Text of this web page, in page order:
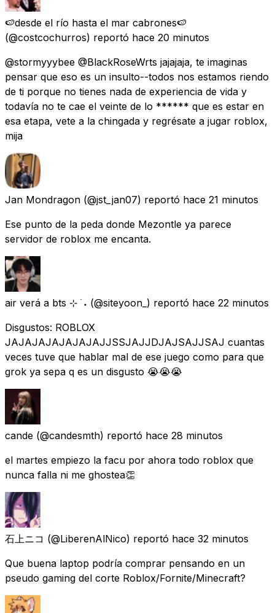
🍉desde el río hasta el mar cabrones🍉
(@costcochurros) reportó hace 20 minutos
@stormyyybee @BlackRoseWrts jajajaja, te imaginas
pensar que eso es un insulto--todos nos estamos riendo
de ti porque no tienes nada de experiencia de vida y
todavía no te cae el veinte de lo ****** que es estar en
esa etapa, vete a la chingada y regrésate a jugar roblox,
mija
Jan Mondragon (@jst_jan07) reportó hace 21 minutos
Ese punto de la peda donde Mezontle ya parece
servidor de roblox me encanta.
air verá a bts ⊹ ࣪ ˖ (@siteyoon_) reportó hace 22 minutos
Disgustos: ROBLOX
JAJAJAJAJAJAJAJJSSJAJJDJAJSAJJSAJ cuantas
veces tuve que hablar mal de ese juego como para que
grok ya sepa q es un disgusto 😭😭😭
cande (@candesmth) reportó hace 28 minutos
el martes empiezo la facu por ahora todo roblox que
nunca falla ni me ghostea👏
石上ニコ (@LiberenAlNico) reportó hace 32 minutos
Que buena laptop podría comprar pensando en un
pseudo gaming del corte Roblox/Fornite/Minecraft?